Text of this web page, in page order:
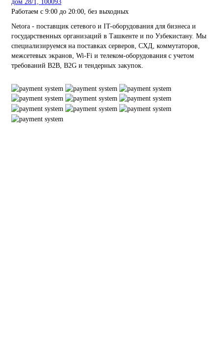
дом 28/1, 100093
Работаем с 9:00 до 20:00, без выходных
Netora - поставщик сетевого и IT-оборудования для бизнеса и
государственных организаций в Ташкенте и по Узбекистану. Мы
специализируемся на поставках серверов, СХД, коммутаторов,
межсетевых экранов, Wi-Fi и телеком-оборудования с учетом
требований B2B, B2G и тендерных закупок.